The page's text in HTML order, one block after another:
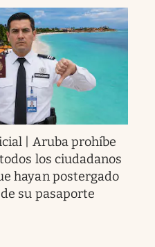
| Aruba prohíbe
los ciudadanos
hayan postergado
su pasaporte